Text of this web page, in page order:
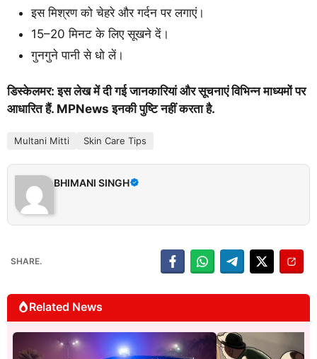
इस मिश्रण को चेहरे और गर्दन पर लगाएं।
15–20 मिनट के लिए सूखने दें।
गुनगुने पानी से धो लें।
डिस्केलमर: इस लेख में दी गई जानकारियां और सूचनाएं विभिन्न माध्यमों पर
आधारित हैं. MPNews इनकी पुष्टि नहीं करता है.
Multani Mitti Skin Care Tips
BHIMANI SINGH
SHARE.
Related News